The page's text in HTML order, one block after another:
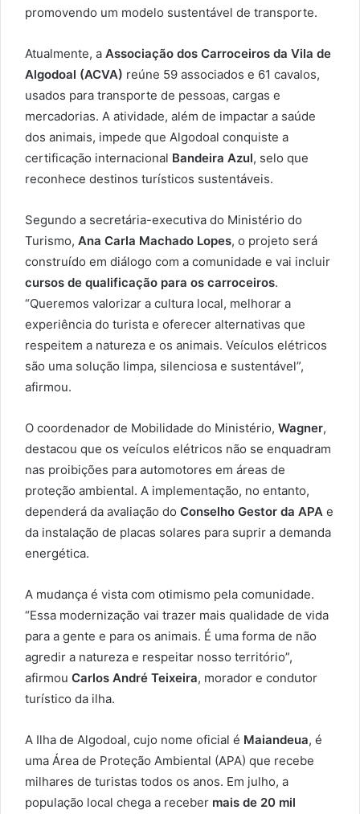
promovendo um modelo sustentável de transporte.
Atualmente, a Associação dos Carroceiros da Vila de
Algodoal (ACVA) reúne 59 associados e 61 cavalos,
usados para transporte de pessoas, cargas e
mercadorias. A atividade, além de impactar a saúde
dos animais, impede que Algodoal conquiste a
certificação internacional Bandeira Azul, selo que
reconhece destinos turísticos sustentáveis.
Segundo a secretária-executiva do Ministério do
Turismo, Ana Carla Machado Lopes, o projeto será
construído em diálogo com a comunidade e vai incluir
cursos de qualificação para os carroceiros.
“Queremos valorizar a cultura local, melhorar a
experiência do turista e oferecer alternativas que
respeitem a natureza e os animais. Veículos elétricos
são uma solução limpa, silenciosa e sustentável”,
afirmou.
O coordenador de Mobilidade do Ministério, Wagner,
destacou que os veículos elétricos não se enquadram
nas proibições para automotores em áreas de
proteção ambiental. A implementação, no entanto,
dependerá da avaliação do Conselho Gestor da APA e
da instalação de placas solares para suprir a demanda
energética.
A mudança é vista com otimismo pela comunidade.
“Essa modernização vai trazer mais qualidade de vida
para a gente e para os animais. É uma forma de não
agredir a natureza e respeitar nosso território”,
afirmou Carlos André Teixeira, morador e condutor
turístico da ilha.
A Ilha de Algodoal, cujo nome oficial é Maiandeua, é
uma Área de Proteção Ambiental (APA) que recebe
milhares de turistas todos os anos. Em julho, a
população local chega a receber mais de 20 mil